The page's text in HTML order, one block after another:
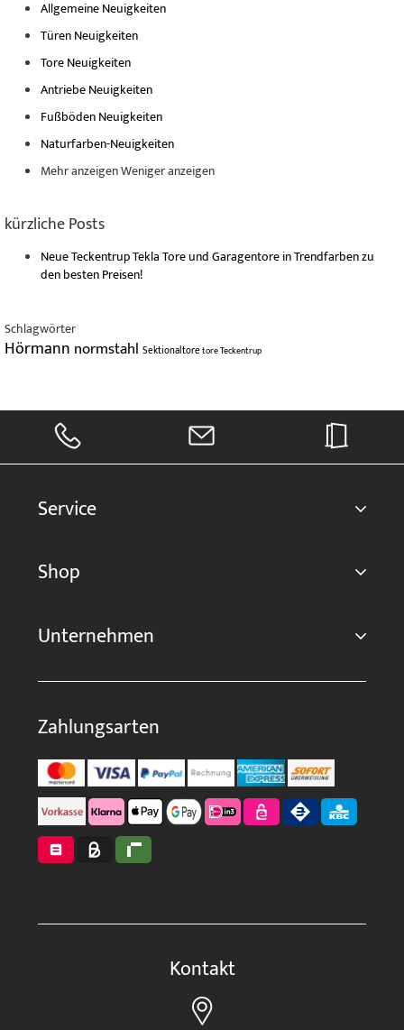
Allgemeine Neuigkeiten
Türen Neuigkeiten
Tore Neuigkeiten
Antriebe Neuigkeiten
Fußböden Neuigkeiten
Naturfarben-Neuigkeiten
Mehr anzeigenWeniger anzeigen
kürzliche Posts
Neue Teckentrup Tekla Tore und Garagentore in Trendfarben zu
den besten Preisen!
Schlagwörter
Hörmann normstahl SektionaltoretoreTeckentrup
Service
Shop
Unternehmen
Zahlungsarten
Kontakt